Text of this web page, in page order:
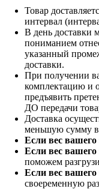
Товар
интервал
В день доставки
пониманием
указанный
доставки.
При получении
комплектацию и
предъявить
ДО передачи
Доставка
меньшую сумму
Если вес вашего
Если вес вашего
поможем
Если вес вашего
своеременную